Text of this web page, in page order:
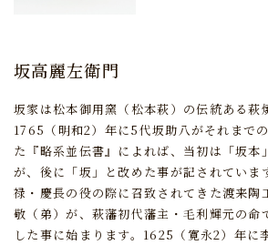
坂高麗左衛門
坂家は松本御用窯（松本萩）の伝統ある萩
1765（明和2）年に5代坂助八がそれまで
た『略系並伝書』によれば、 当初は「坂本
が、後に「坂」と改めた事が記されていま
禄・慶長の役の際に召致されてきた渡来陶
敬（弟）が、 萩藩初代藩主・毛利輝元の命
した事に始まります。 1625（寛永2）年に